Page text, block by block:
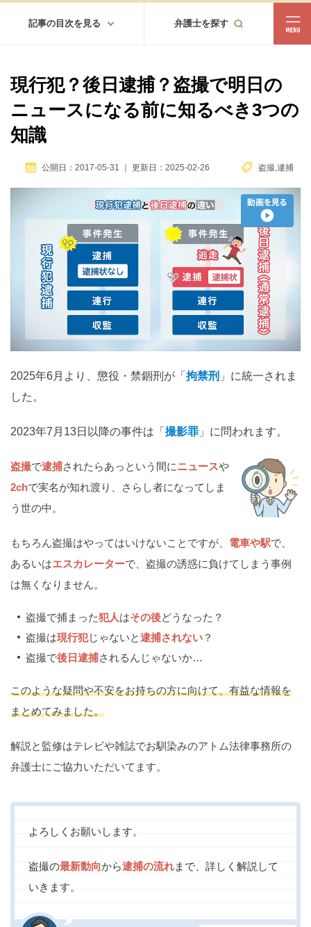
記事の目次を見る 弁護士を探す
都道府県から探す
北海道・東北
北海道
北陸・甲信越
栃木 群馬 東京 神奈川
愛知
関西
中国
徳島 香川 愛媛 高知
九州・沖縄
沖縄
痴漢 盗撮 わいせつ
現行犯？後日逮捕？盗撮で明日の
ニュースになる前に知るべき3つの
知識
公開日：2017-05-31 ｜更新日：2025-02-26 盗撮 逮捕
2025年6月より、懲役・禁錮刑が「 拘禁刑 」に統一されま
した。
2023年7月13日以降の事件は「 撮影罪 」に問われます。
盗撮で逮捕されたらあっという間にニュースや
2chで実名が知れ渡り、さらし者になってしま
う世の中。
もちろん盗撮はやってはいけないことですが、 電車や駅で、
あるいはエスカレーターで、盗撮の誘惑に負けてしまう事例
は無くなりません。
盗撮で捕まった犯人はその後どうなった？
盗撮は現行犯じゃないと逮捕されない？
盗撮で後日逮捕されるんじゃないか…
このような疑問や不安をお持ちの方に向けて、有益な情報を
まとめてみました。
解説と監修はテレビや雑誌でお馴染みのアトム法律事務所の
弁護士にご協力いただいてます。
よろしくお願いします。
盗撮の最新動向から逮捕の流れまで、詳しく解説して
いきます。